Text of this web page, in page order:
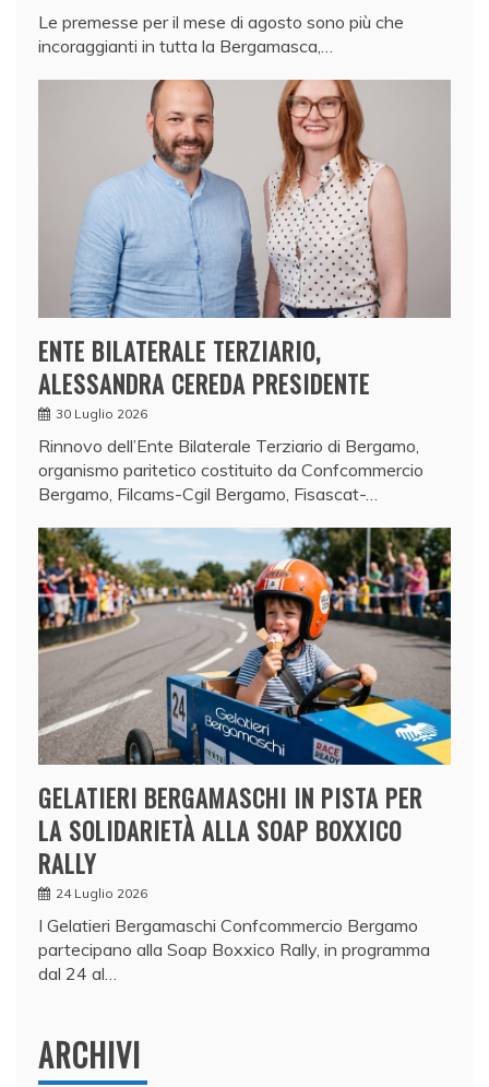
Le premesse per il mese di agosto sono più che
incoraggianti in tutta la Bergamasca,…
ENTE BILATERALE TERZIARIO,
ALESSANDRA CEREDA PRESIDENTE
30 Luglio 2026
Rinnovo dell’Ente Bilaterale Terziario di Bergamo,
organismo paritetico costituito da Confcommercio
Bergamo, Filcams-Cgil Bergamo, Fisascat-…
GELATIERI BERGAMASCHI IN PISTA PER
LA SOLIDARIETÀ ALLA SOAP BOXXICO
RALLY
24 Luglio 2026
I Gelatieri Bergamaschi Confcommercio Bergamo
partecipano alla Soap Boxxico Rally, in programma
dal 24 al…
ARCHIVI